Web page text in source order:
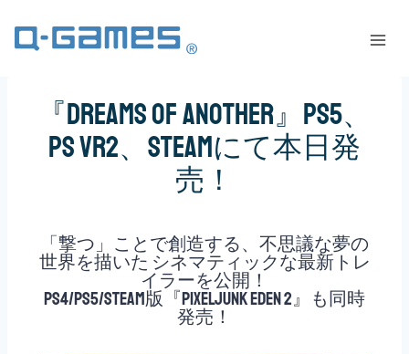
『Dreams of Another』PS5、
PS VR2、Steamにて本日発
売！
「撃つ」ことで創造する、不思議な夢の
世界を描いた シネマティックな最新トレ
イラーを公開！
PS4/PS5/Steam版『PixelJunk Eden 2』も同時
発売！